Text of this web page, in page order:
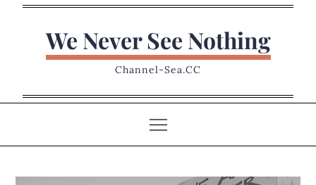
We Never See Nothing
Channel-Sea.CC